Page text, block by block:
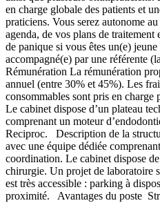
en charge globale des patients et
praticiens. Vous serez autonome
agenda, de vos plans de
de panique si vous êtes un(e)
accompagné(e) par une référente
Rémunération La rémunération
annuel (entre 30% et 45%). Les
consommables sont pris en
Le cabinet dispose d’un plateau
comprenant un moteur
Reciproc. Description de la
avec une équipe dédiée
coordination. Le cabinet dispose
chirurgie. Un projet de laboratoire
est très accessible : parking à
proximité. Avantages du poste